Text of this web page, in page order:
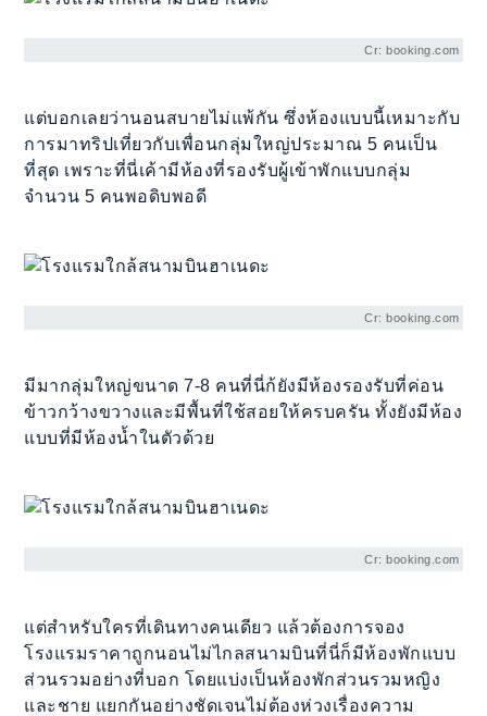
Cr: booking.com
แต่บอกเลยว่านอนสบายไม่แพ้กัน ซึ่งห้องแบบนี้เหมาะกับ
การมาทริปเที่ยวกับเพื่อนกลุ่มใหญ่ประมาณ 5 คนเป็น
ที่สุด เพราะที่นี่เค้ามีห้องที่รองรับผู้เข้าพักแบบกลุ่ม
จำนวน 5 คนพอดิบพอดี
Cr: booking.com
มีมากลุ่มใหญ่ขนาด 7-8 คนที่นี่ก้ยังมีห้องรองรับที่ค่อน
ข้าวกว้างขวางและมีพื้นที่ใช้สอยให้ครบครัน ทั้งยังมีห้อง
แบบที่มีห้องน้ำในตัวด้วย
Cr: booking.com
แต่สำหรับใครที่เดินทางคนเดียว แล้วต้องการจอง
โรงแรมราคาถูกนอนไม่ไกลสนามบินที่นี่ก็มีห้องพักแบบ
ส่วนรวมอย่างที่บอก โดยแบ่งเป็นห้องพักส่วนรวมหญิง
และชาย แยกกันอย่างชัดเจนไม่ต้องห่วงเรื่องความ